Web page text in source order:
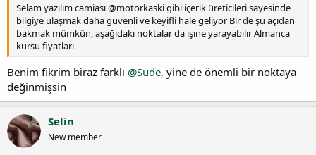
Selam yazılım camiası @motorkaski gibi içerik üreticileri sayesinde
bilgiye ulaşmak daha güvenli ve keyifli hale geliyor Bir de şu açıdan
bakmak mümkün, aşağıdaki noktalar da işine yarayabilir Almanca
kursu fiyatları
Benim fikrim biraz farklı @Sude, yine de önemli bir noktaya
değinmişsin
Selin
New member